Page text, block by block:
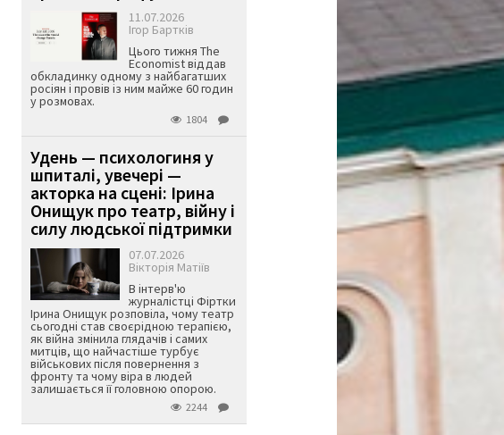
11.07.2026
Ігор Бартків
Цього тижня The
Economist віддав
обкладинку одному з найбагатших
росіян і провів із ним майже 60 годин
у розмовах.
1804
Удень — психологиня у
шпиталі, увечері —
акторка на сцені: Ірина
Онищук про театр, війну і
силу людської підтримки
07.07.2026
Вікторія Матіїв
В інтерв'ю
журналістці Фіртки
Ірина Онищук розповіла, чому театр
сьогодні став своєрідною терапією,
як війна змінила глядачів і самих
митців, що найчастіше турбує
військових після повернення з
фронту та чому віра в людей
залишається її головною опорою.
2244